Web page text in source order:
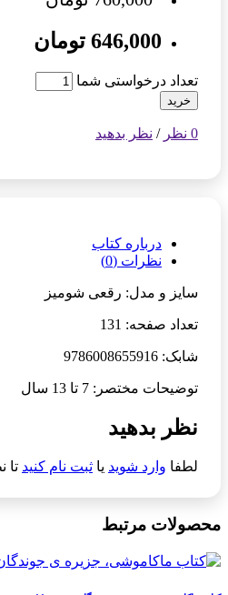
646,000 تومان
تعداد درخواستی شما
خرید
0 نظر / نظر بدهید
درباره کتاب
نظرات (0)
سایز و مدل: رقعی شومیز
تعداد صفحه: 131
شابک: 9786008655916
توضیحات مختصر: 7 تا 13 سال
نظر بدهید
لطفا وارد شوید یا ثبت نام کنید تا
محصولات مرتبط